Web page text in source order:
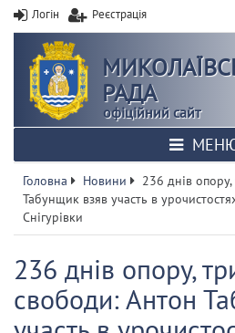
Логін Реєстрація
РАДА
офіційний сайт
Головна Новини
236 днів
Табунщик взяв участь в
Снігурівки
236 днів опору,
свободи: Антон